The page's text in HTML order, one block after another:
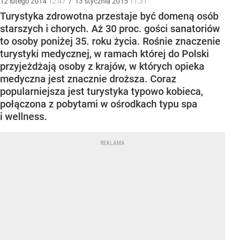
Turystyka zdrowotna przestaje być domeną osób
starszych i chorych. Aż 30 proc. gości sanatoriów
to osoby poniżej 35. roku życia. Rośnie znaczenie
turystyki medycznej, w ramach której do Polski
przyjeżdżają osoby z krajów, w których opieka
medyczna jest znacznie droższa. Coraz
popularniejsza jest turystyka typowo kobieca,
połączona z pobytami w ośrodkach typu spa
i wellness.